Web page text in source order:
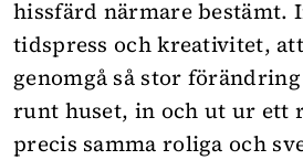
hissfärd närmare bestämt.
tidspress och kreativitet,
genomgå så stor
runt huset, in och ut ur ett
precis samma roliga och